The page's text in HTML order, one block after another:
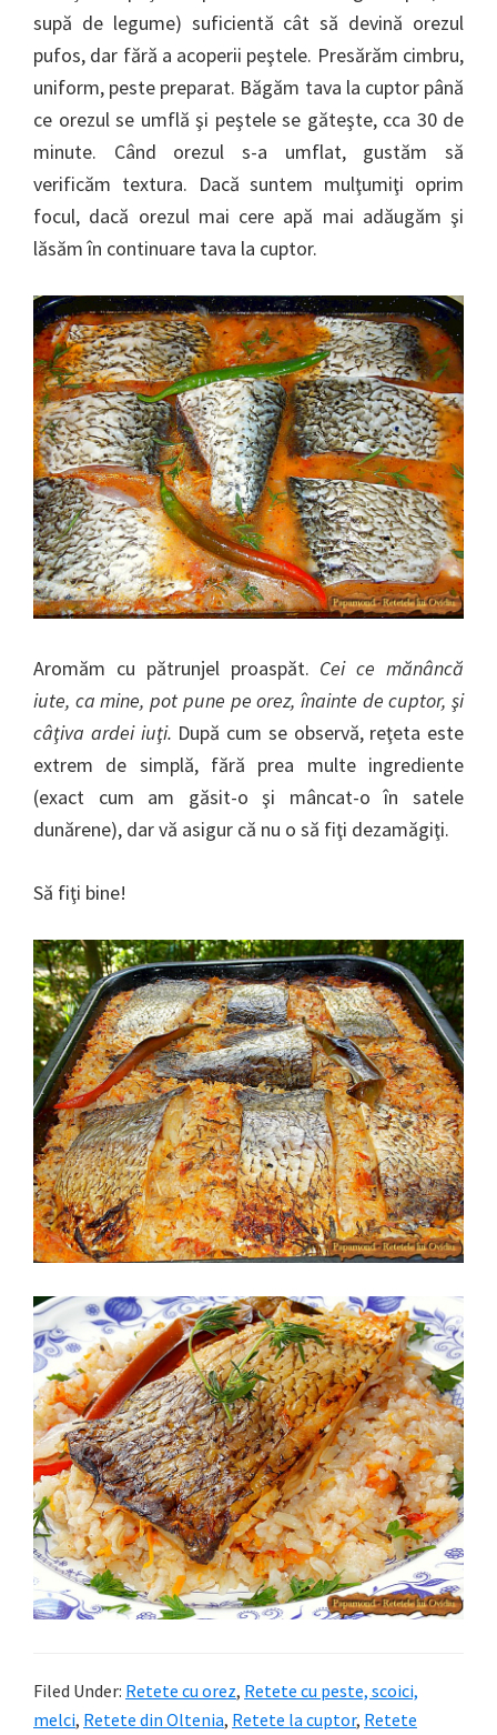
supă de legume) suficientă cât să devină orezul
pufos, dar fără a acoperii peştele. Presărăm cimbru,
uniform, peste preparat. Băgăm tava la cuptor până
ce orezul se umflă şi peştele se găteşte, cca 30 de
minute. Când orezul s-a umflat, gustăm să
verificăm textura. Dacă suntem mulţumiţi oprim
focul, dacă orezul mai cere apă mai adăugăm şi
lăsăm în continuare tava la cuptor.
Aromăm cu pătrunjel proaspăt. Cei ce mănâncă
iute, ca mine, pot pune pe orez, înainte de cuptor, şi
câţiva ardei iuţi. După cum se observă, reţeta este
extrem de simplă, fără prea multe ingrediente
(exact cum am găsit-o şi mâncat-o în satele
dunărene), dar vă asigur că nu o să fiţi dezamăgiţi.
Să fiţi bine!
Filed Under: Retete cu orez, Retete cu peste, scoici,
melci, Retete din Oltenia, Retete la cuptor, Retete